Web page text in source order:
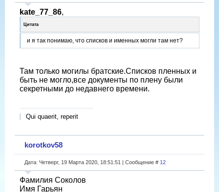
kate_77_86,
Цитата
и я так понимаю, что списков и именных могли там нет?
Там только могилы братские.Списков пленных и
быть не могло,все документы по плену были
секретными до недавнего времени.
Qui quaerit, reperit
korotkov58
Дата: Четверг, 19 Марта 2020, 18:51:51 | Сообщение # 12
Фамилия Соколов
Имя Гарьян